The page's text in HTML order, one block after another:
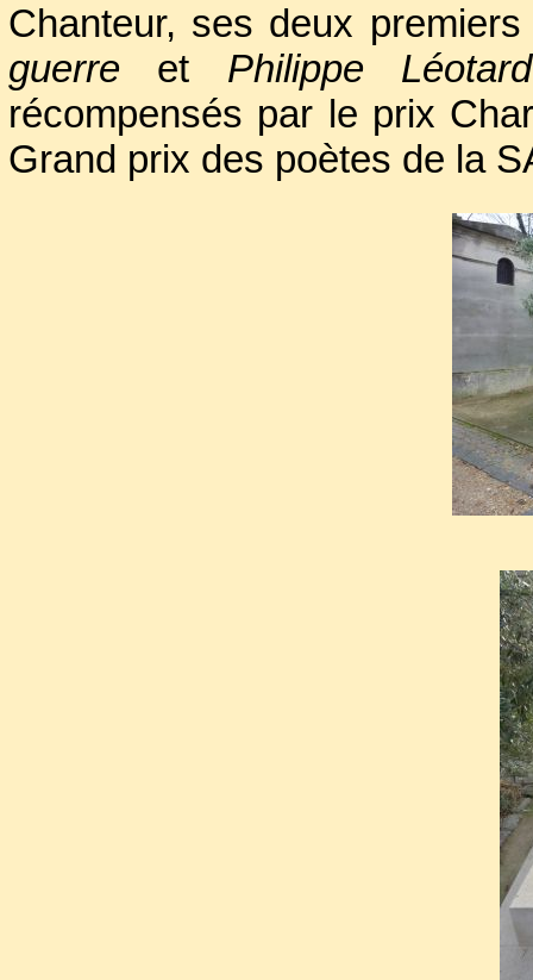
Chanteur, ses deux
guerre et Philippe
récompensés par le prix
Grand prix des poètes de la
Mais, outre sa douleur
l’homme souffrait de
de Bouillaud). Est-ce à
longtemps cloué au lit, de la
, son
maintenir un juste
désenchantement et jubilation.
Funambule fragile, le fil de
Provocateur, il se
lorsque son frère cadet,
ministre de la Défense en
Chronique annoncée
entre éthylisme et
talent de cet amoureux de la